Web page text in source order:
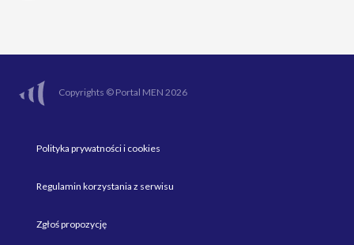
Copyrights © Portal MEN 2026
Polityka prywatności i cookies
Regulamin korzystania z serwisu
Zgłoś propozycję